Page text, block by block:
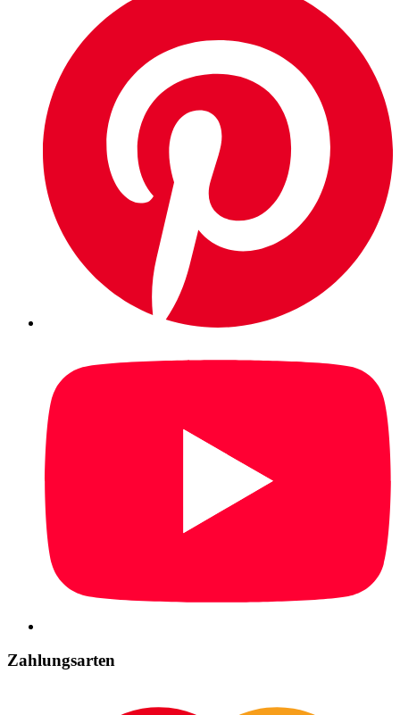
Zahlungsarten